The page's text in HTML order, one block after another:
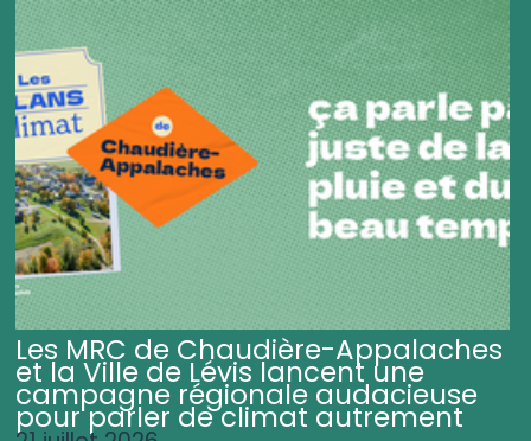
Les MRC de Chaudière-Appalaches
et la Ville de Lévis lancent une
campagne régionale audacieuse
pour parler de climat autrement